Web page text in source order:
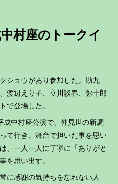
村座のトークイ
ショウがあり参加した。勘九
渡辺えり子、立川談春、弥十郎
で登場した。
中村座公演で、仲見世の新調
て行き、舞台で担いだ事を思い
、一人一人に丁寧に「ありがと
を思い出す。
に感謝の気持ちを忘れない人